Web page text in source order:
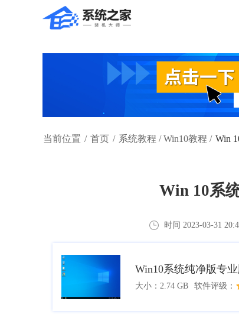
当前位置 / 首页 / 系统教程 /Win10教程 / Win
Win 10系
时间 2023-03-31
Win10系统纯净版专
大小：2.74 GB 软件评级：